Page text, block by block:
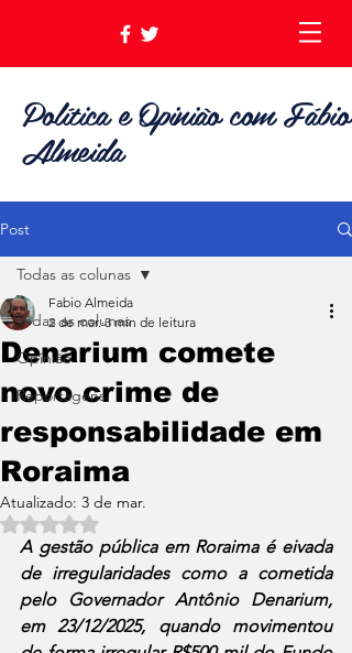
Política e Opinião com Fábio
Almeida
Post
Todas as colunas
Opinião
Reportagens
Todas as colunas
Denarium comete
novo crime de
responsabilidade em
Roraima
Fabio Almeida
2 de mar. 3 min de leitura
Atualizado: 3 de mar.
Avaliado com NaN de 5 estrelas.
A gestão pública em Roraima é eivada
de irregularidades como a cometida
pelo Governador Antônio Denarium,
em 23/12/2025, quando movimentou